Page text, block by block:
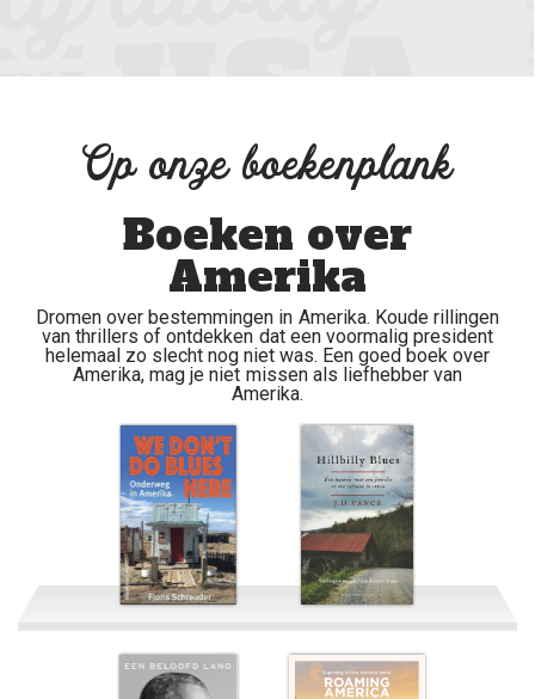
Op onze boekenplank
Boeken over
Amerika
Dromen over bestemmingen in Amerika. Koude rillingen
van thrillers of ontdekken dat een voormalig president
helemaal zo slecht nog niet was. Een goed boek over
Amerika, mag je niet missen als liefhebber van
Amerika.
We Don't Do Blues